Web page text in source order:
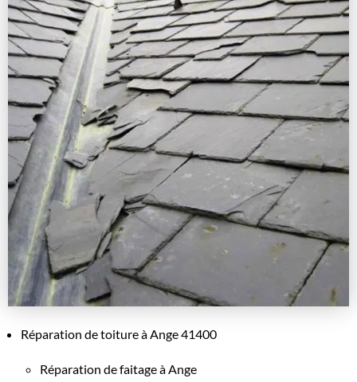
Réparation de toiture à Ange 41400
Réparation de faitage à Ange